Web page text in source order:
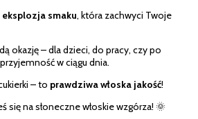
eksplozja smaku, która zachwyci Twoje
okazję – dla dzieci, do pracy, czy po
w ciągu dnia.
– to prawdziwa włoska jakość!
się na słoneczne włoskie wzgórza! 🌞